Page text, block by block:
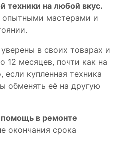
техники на любой вкус.
опытными мастерами и
в своих товарах и
12 месяцев, почти как на
купленная техника
обменять её на другую
в ремонте
окончания срока